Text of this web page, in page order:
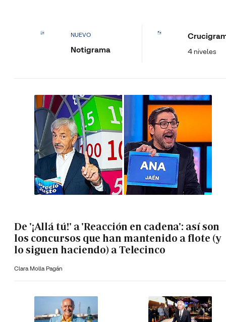
NUEVO
Notigrama 4 niveles
De '¡Allá tú!' a 'Reacción en cadena': así son
los concursos que han mantenido a flote (y
lo siguen haciendo) a Telecinco
Clara Molla Pagán